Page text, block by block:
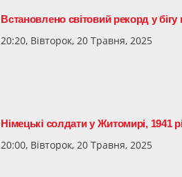
Встановлено світовий рекорд у
20:20, Вівторок, 20 Травня, 2025
Німецькі солдати у Житомирі, 1941
20:00, Вівторок, 20 Травня, 2025